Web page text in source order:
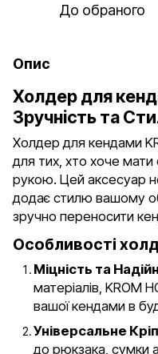
До обраного
Опис
Холдер для
Зручність та
Холдер для кендами
для тих, хто хоче
рукою. Цей аксесуар
додає стилю вашому
зручно переносити
Особливості
Міцність та
матеріалів, KROM
вашої кендами в
Універсальне
до рюкзака, сумки